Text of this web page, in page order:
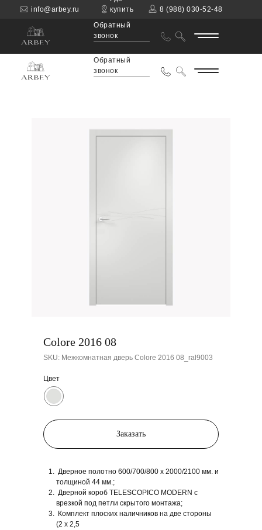
купить
8 (988) 030-52-48
info@arbey.ru
Обратный
звонок
Обратный
звонок
Colore 2016 08
SKU: Межкомнатная дверь Colore 2016 08_ral9003
Цвет
Заказать
Дверное полотно 600/700/800 x 2000/2100 мм. и
толщиной 44 мм.;
Дверной короб TELESCOPICO MODERN с
врезкой под петли скрытого монтажа;
Комплект плоских наличников на две стороны
(2 х 2,5